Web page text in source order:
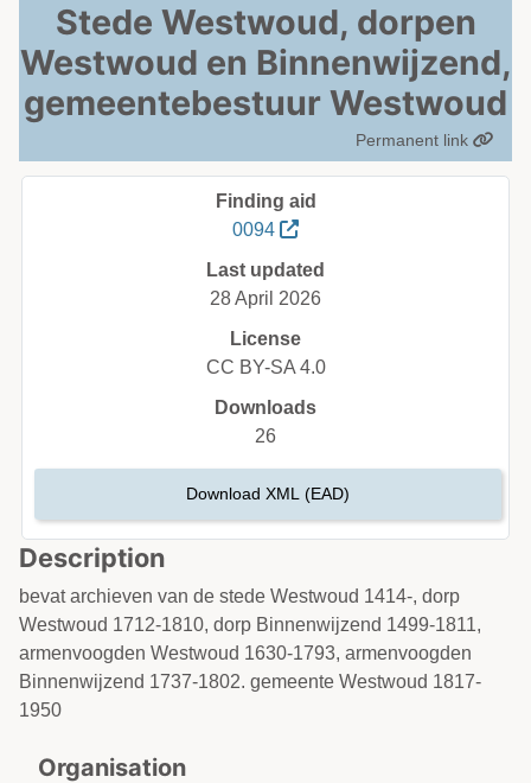
Stede Westwoud, dorpen
Westwoud en Binnenwijzend,
gemeentebestuur Westwoud
Permanent link
Description
bevat archieven van de stede Westwoud 1414-, dorp
Westwoud 1712-1810, dorp Binnenwijzend 1499-1811,
armenvoogden Westwoud 1630-1793, armenvoogden
Binnenwijzend 1737-1802. gemeente Westwoud 1817-
1950
Organisation
Finding aid
0094
Last updated
28 April 2026
License
CC BY-SA 4.0
Downloads
26
Download XML (EAD)